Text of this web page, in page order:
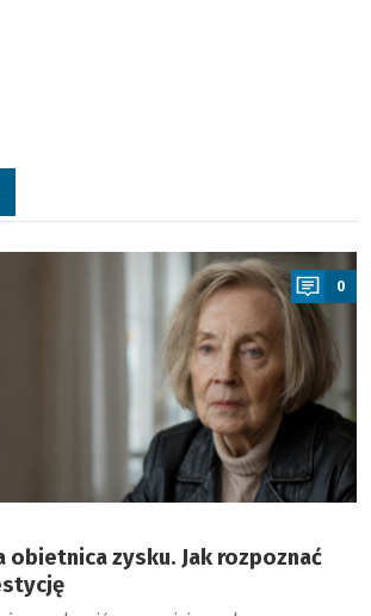
0
obietnica zysku. Jak rozpoznać